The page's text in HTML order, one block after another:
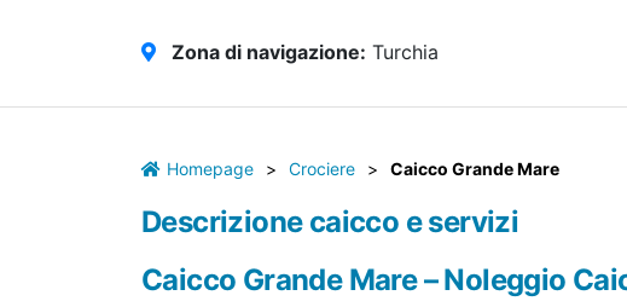
Zona di navigazione: Turchia
Homepage > Crociere > Caicco Grande Mare
Descrizione caicco e servizi
Caicco Grande Mare – Noleggio